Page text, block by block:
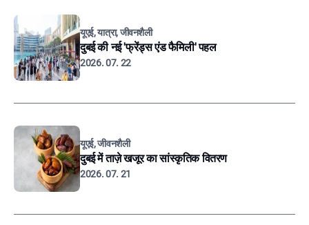
यूएई, यात्रा, जीवनशैली
दुबई की नई 'फ्रेंड्स एंड फैमिली' पहल
2026. 07. 22
यूएई, जीवनशैली
दुबई में ताज़े खजूर का सांस्कृतिक वितरण
2026. 07. 21